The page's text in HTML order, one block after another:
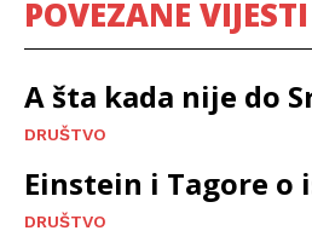
POVEZANE VIJESTI
A šta kada nije do
DRUŠTVO
Einstein i Tagore o
DRUŠTVO